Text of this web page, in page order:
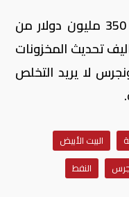
كما يسمح بالحصول على مبلغ 350 مليون دولار من
تحديث المخزونات
لا يريد التخلص
البيت الأبيض
النفط